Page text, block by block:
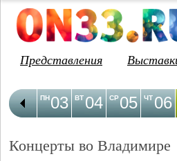
Представления
03
ПН 04
ВТ 05
СР 06
ЧТ
Концерты во Владимире